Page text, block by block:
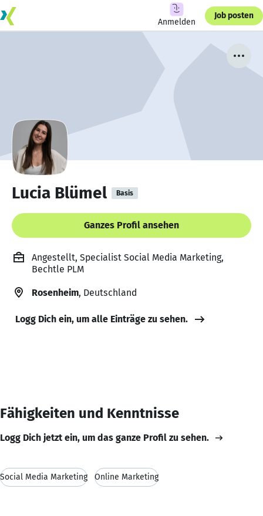
Anmelden
Job posten
Lucia Blümel Basis
Ganzes Profil ansehen
Angestellt, Specialist Social Media Marketing,
Bechtle PLM
Rosenheim, Deutschland
Logg Dich ein, um alle Einträge zu sehen.
Fähigkeiten und Kenntnisse
Logg Dich jetzt ein, um das ganze Profil zu sehen.
Social Media Marketing Online Marketing